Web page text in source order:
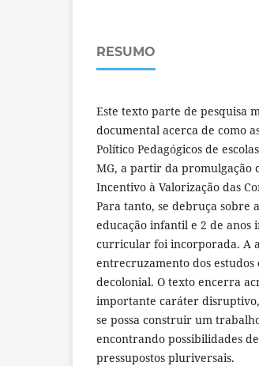
RESUMO
Este texto parte de pesquisa
documental acerca de como
Político Pedagógicos de
MG, a partir da promulgação
Incentivo à Valorização das
Para tanto, se debruça sobre
educação infantil e 2 de anos
curricular foi incorporada. A
entrecruzamento dos
decolonial. O texto encerra
importante caráter
se possa construir um
encontrando possibilidades
pressupostos pluriversais.